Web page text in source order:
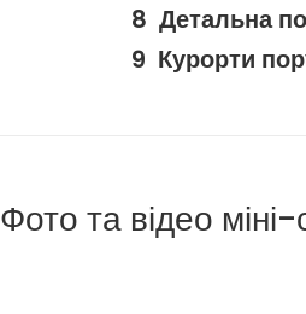
Детальна
Курорти
Фото та відео міні-